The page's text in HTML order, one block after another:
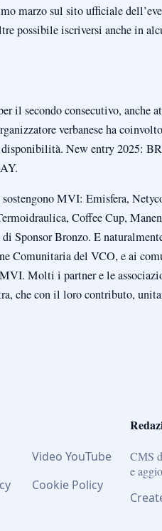
marzo sul sito ufficiale
possibile iscriversi anche in
il secondo consecutivo, anche
verbanese ha
New entry 2025:
MVI: Emisfera,
Coffee Cup,
Bronzo. E
Comunitaria del VCO, e ai
Molti i partner e le
che con il loro contributo,
Video YouTube
Cookie Policy
CMS
e